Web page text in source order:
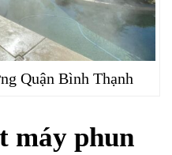
Quận Bình Thạnh
máy phun